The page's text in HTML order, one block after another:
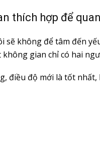
thích hợp để
sẽ không để tâm đến
gian chỉ có hai
điều độ mới là tốt nhất,